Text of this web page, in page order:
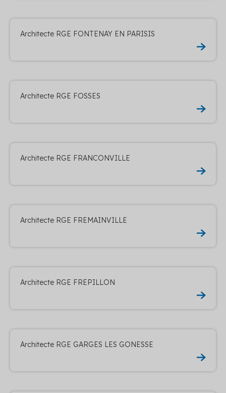
Architecte RGE FONTENAY EN PARISIS
Architecte RGE FOSSES
Architecte RGE FRANCONVILLE
Architecte RGE FREMAINVILLE
Architecte RGE FREPILLON
Architecte RGE GARGES LES GONESSE